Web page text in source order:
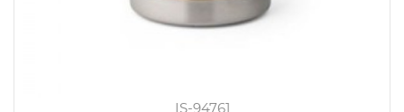
IS-94761